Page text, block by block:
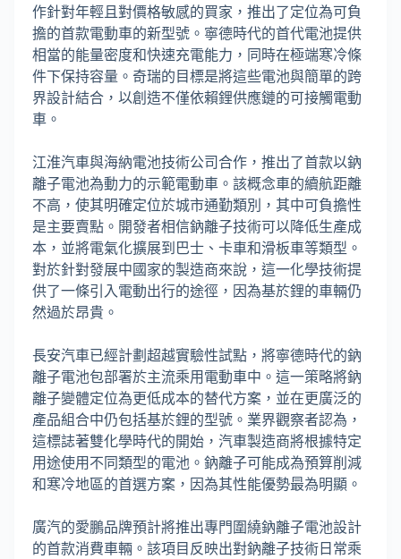
作針對年輕且對價格敏感的買家，推出了定位為可負
擔的首款電動車的新型號。寧德時代的首代電池提供
相當的能量密度和快速充電能力，同時在極端寒冷條
件下保持容量。奇瑞的目標是將這些電池與簡單的跨
界設計結合，以創造不僅依賴鋰供應鏈的可接觸電動
車。
江淮汽車與海納電池技術公司合作，推出了首款以鈉
離子電池為動力的示範電動車。該概念車的續航距離
不高，使其明確定位於城市通勤類別，其中可負擔性
是主要賣點。開發者相信鈉離子技術可以降低生產成
本，並將電氣化擴展到巴士、卡車和滑板車等類型。
對於針對發展中國家的製造商來說，這一化學技術提
供了一條引入電動出行的途徑，因為基於鋰的車輛仍
然過於昂貴。
長安汽車已經計劃超越實驗性試點，將寧德時代的鈉
離子電池包部署於主流乘用電動車中。這一策略將鈉
離子變體定位為更低成本的替代方案，並在更廣泛的
產品組合中仍包括基於鋰的型號。業界觀察者認為，
這標誌著雙化學時代的開始，汽車製造商將根據特定
用途使用不同類型的電池。鈉離子可能成為預算削減
和寒冷地區的首選方案，因為其性能優勢最為明顯。
廣汽的愛鵬品牌預計將推出專門圍繞鈉離子電池設計
的首款消費車輛。該項目反映出對鈉離子技術日常乘